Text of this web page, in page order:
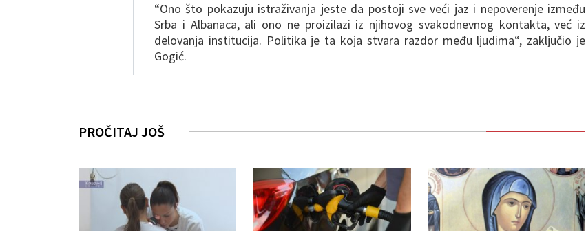
“Ono što pokazuju istraživanja jeste da postoji sve veći jaz i nepoverenje između
Srba i Albanaca, ali ono ne proizilazi iz njihovog svakodnevnog kontakta, već iz
delovanja institucija. Politika je ta koja stvara razdor među ljudima“, zaključio je
Gogić.
PROČITAJ JOŠ